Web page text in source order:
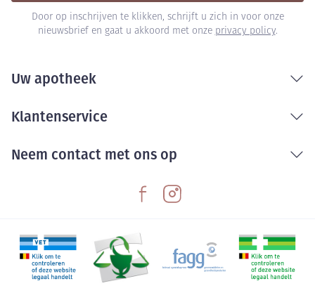
Door op inschrijven te klikken, schrijft u zich in voor onze
nieuwsbrief en gaat u akkoord met onze privacy policy.
Uw apotheek
Klantenservice
Neem contact met ons op